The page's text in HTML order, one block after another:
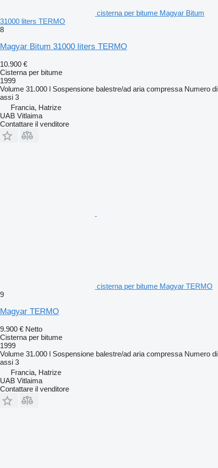
cisterna per bitume Magyar Bitum
31000 liters TERMO
8
Magyar Bitum 31000 liters TERMO
10.900 €
Cisterna per bitume
1999
Volume 31.000 l Sospensione balestre/ad aria compressa Numero di
assi 3
Francia, Hatrize
UAB Vitlaima
Contattare il venditore
cisterna per bitume Magyar TERMO
9
Magyar TERMO
9.900 € Netto
Cisterna per bitume
1999
Volume 31.000 l Sospensione balestre/ad aria compressa Numero di
assi 3
Francia, Hatrize
UAB Vitlaima
Contattare il venditore